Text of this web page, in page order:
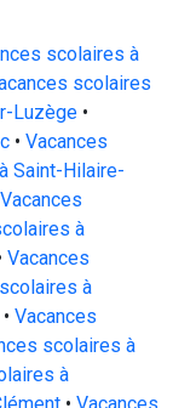
scolaires à
scolaires
Luzège •
• Vacances
Saint-Hilaire-
Vacances
à
Vacances
à
• Vacances
scolaires à
à